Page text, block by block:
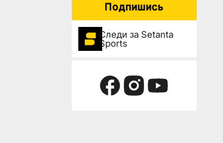
Подпишись
Следи за Setanta
Sports